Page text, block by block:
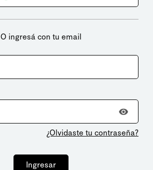
O ingresá con tu email
¿Olvidaste tu contraseña?
Ingresar